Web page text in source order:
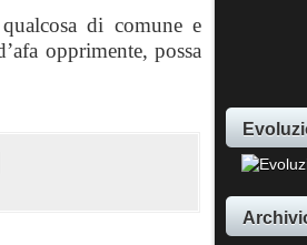
di comune e
opprimente, possa